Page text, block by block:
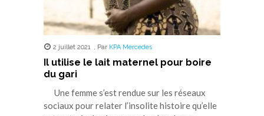
2 juillet 2021 , Par KPA Mercedes
Il utilise le lait maternel pour boire
du gari
Une femme s’est rendue sur les réseaux
sociaux pour relater l’insolite histoire qu’elle